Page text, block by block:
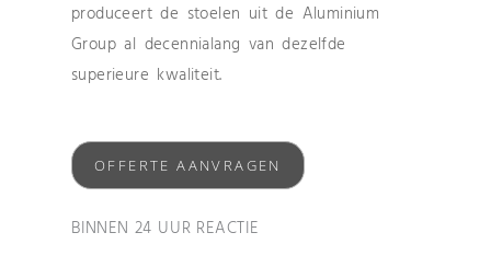
produceert de stoelen uit de Aluminium
Group al decennialang van dezelfde
superieure kwaliteit.
OFFERTE AANVRAGEN
BINNEN 24 UUR REACTIE